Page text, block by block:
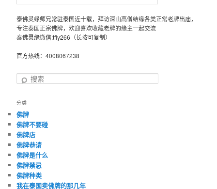
泰佛灵缘师兄常驻泰国近十载，拜访深山高僧结缘各类正常老牌出庙，
专注泰国正宗佛牌，欢迎喜欢收藏老牌的缘主一起交流
泰佛灵缘微信:tfly266（长按可复制）
官方热线：4008067238
搜
分类
佛牌
佛牌不要碰
佛牌店
佛牌恭请
佛牌是什么
佛牌禁忌
佛牌种类
我在泰国卖佛牌的那几年